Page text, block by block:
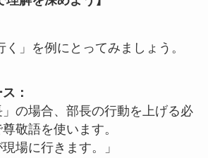
」を例にとってみましょう。
：
の場合、部長の行動を上げる必
敬語を使います。
場に行きます。」